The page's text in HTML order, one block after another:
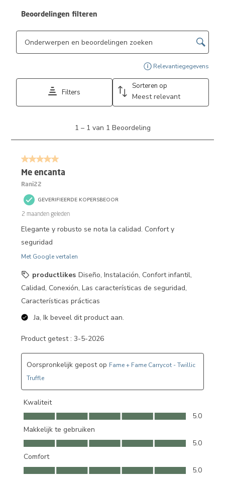
Beoordelingen filteren
Onderwerpen en beoordelingen zoeken per regio
Relevantiegegevens
Filters
Sorteren op
Meest relevant
1
Beoordeling.
1 – 1 van 1 Beoordeling
5 van 5 sterren.
Me encanta
Rani22
GEVERIFIEERDE KOPERSBEOOR
2 maanden geleden
Elegante y robusto se nota la calidad. Confort y
seguridad
Met Google vertalen
productlikes Diseño, Instalación, Confort infantil,
Calidad, Conexión, Las características de seguridad,
Características prácticas
Ja, Ik beveel dit product aan.
Product getest : 3-5-2026
Oorspronkelijk gepost op Fame + Fame Carrycot - Twillic
Truffle
Kwaliteit
Kwaliteit, 5.0 van 5
5.0
Makkelijk te gebruiken
Makkelijk te gebruiken, 5.0 van 5
5.0
Comfort
Comfort, 5.0 van 5
5.0